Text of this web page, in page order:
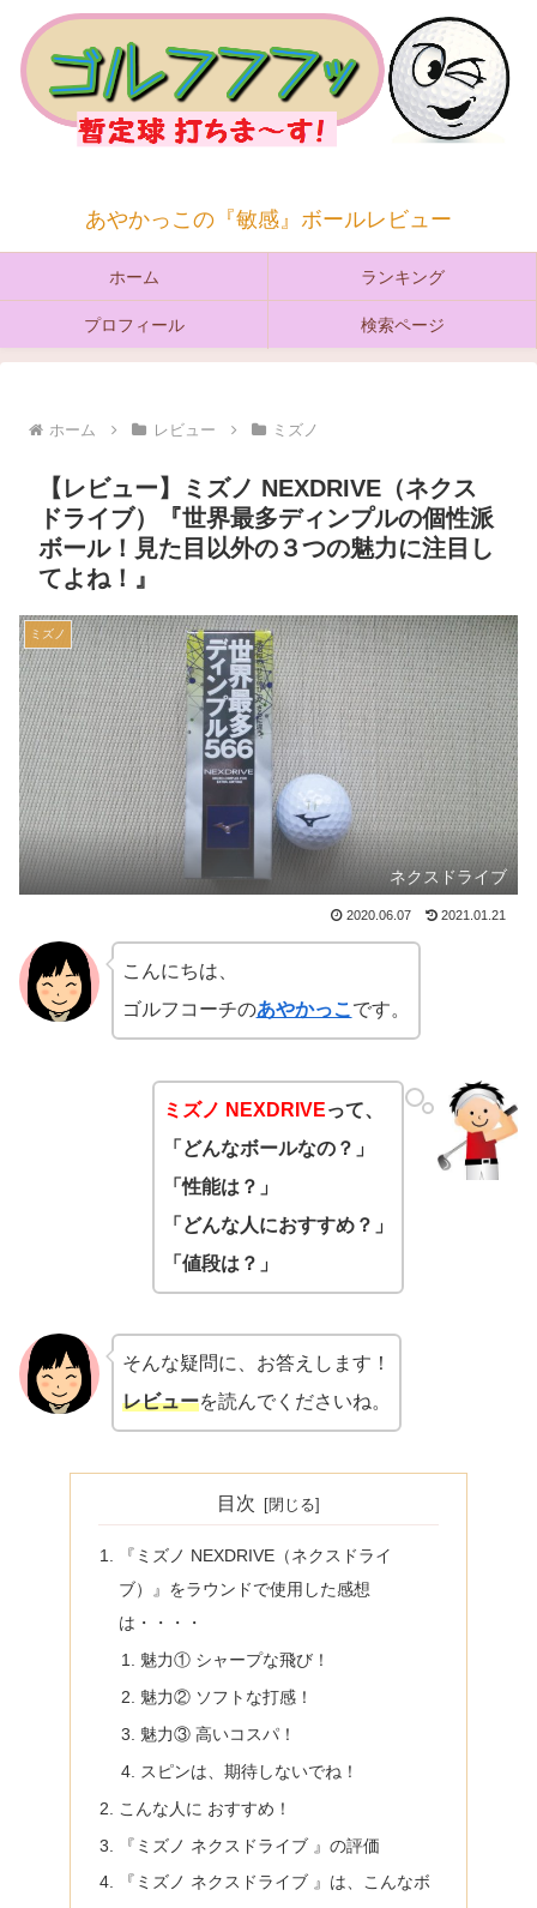
あやかっこの『敏感』ボールレビュー
ホーム ランキング
プロフィール 検索ページ
ホーム レビュー ミズノ
【レビュー】ミズノ NEXDRIVE（ネクス
ドライブ）『世界最多ディンプルの個性派
ボール！見た目以外の３つの魅力に注目し
てよね！』
ミズノ
ネクスドライブ
2020.06.07 2021.01.21
こんにちは、
ゴルフコーチのあやかっこ です。
ミズノ NEXDRIVEって、
「どんなボールなの？」
「性能は？」
「どんな人におすすめ？」
「値段は？」
そんな疑問に、お答えします！
レビューを読んでくださいね。
目次
『ミズノ NEXDRIVE（ネクスドライ
ブ）』をラウンドで使用した感想
は・・・・
魅力① シャープな飛び！
魅力② ソフトな打感！
魅力③ 高いコスパ！
スピンは、期待しないでね！
こんな人に おすすめ！
『ミズノ ネクスドライブ 』の評価
『ミズノ ネクスドライブ 』は、こんなボ